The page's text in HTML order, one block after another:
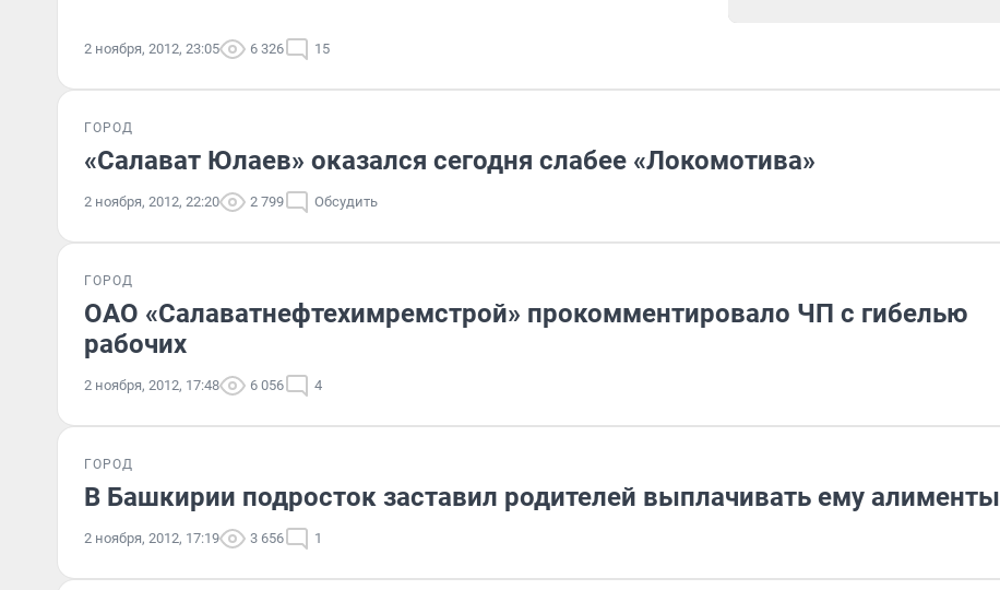
2 ноября, 2012, 23:05 6 326 15
ГОРОД
«Салават Юлаев» оказался сегодня слабее «Локомотива»
2 ноября, 2012, 22:20 2 799 Обсудить
ГОРОД
ОАО «Салаватнефтехимремстрой» прокомментировало ЧП с гибелью
рабочих
2 ноября, 2012, 17:48 6 056 4
ГОРОД
В Башкирии подросток заставил родителей выплачивать ему алименты
2 ноября, 2012, 17:19 3 656 1